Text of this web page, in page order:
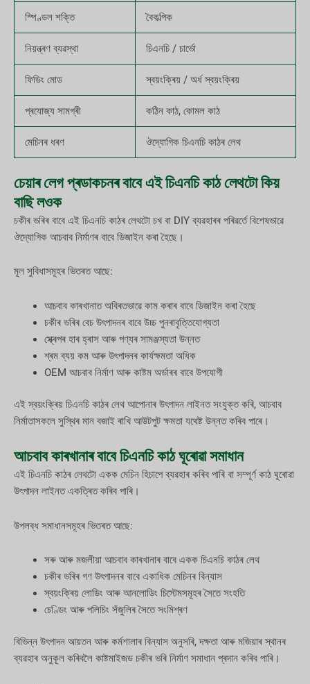
স্পিণ্ডল শক্তি বৈকল্পিক
নিয়ন্ত্ৰণ ব্যৱস্থা চিএনচি / চাৰ্ভো
ফিডিং মোড স্বয়ংক্ৰিয় / অৰ্ধ স্বয়ংক্ৰিয়
প্ৰযোজ্য সামগ্ৰী কঠিন কাঠ, কোমল কাঠ
মেচিনৰ ধৰণ ঔদ্যোগিক চিএনচি কাঠৰ লেথ
চেয়াৰ লেগ প্ৰডাকচনৰ বাবে এই চিএনচি কাঠ লেথটো কিয়
বাছি লওক
চকীৰ ভৰিৰ বাবে এই চিএনচি কাঠৰ লেথটো চখ বা DIY ব্যৱহাৰৰ পৰিৱৰ্তে বিশেষভাৱে
ঔদ্যোগিক আচবাব নিৰ্মাণৰ বাবে ডিজাইন কৰা হৈছে।
মূল সুবিধাসমূহৰ ভিতৰত আছে:
আচবাব কাৰখানাত অবিৰতভাৱে কাম কৰাৰ বাবে ডিজাইন কৰা হৈছে
চকীৰ ভৰিৰ বেচ উৎপাদনৰ বাবে উচ্চ পুনৰাবৃত্তিযোগ্যতা
স্ক্ৰেপৰ হাৰ হ্ৰাস আৰু পণ্যৰ সামঞ্জস্যতা উন্নত
শ্ৰম ব্যয় কম আৰু উৎপাদনৰ কাৰ্যক্ষমতা অধিক
OEM আচবাব নিৰ্মাণ আৰু কাষ্টম অৰ্ডাৰৰ বাবে উপযোগী
এই স্বয়ংক্ৰিয় চিএনচি কাঠৰ লেথ আপোনাৰ উৎপাদন লাইনত সংযুক্ত কৰি, আচবাব
নিৰ্মাতাসকলে সুস্থিৰ মান বজাই ৰাখি আউটপুট ক্ষমতা যথেষ্ট উন্নত কৰিব পাৰে।
আচবাব কাৰখানাৰ বাবে চিএনচি কাঠ ঘূৰোৱা সমাধান
এই চিএনচি কাঠৰ লেথটো একক মেচিন হিচাপে ব্যৱহাৰ কৰিব পাৰি বা সম্পূৰ্ণ কাঠ ঘূৰোৱা
উৎপাদন লাইনত একত্ৰিত কৰিব পাৰি।
উপলব্ধ সমাধানসমূহৰ ভিতৰত আছে:
সৰু আৰু মজলীয়া আচবাব কাৰখানাৰ বাবে একক চিএনচি কাঠৰ লেথ
চকীৰ ভৰিৰ গণ উৎপাদনৰ বাবে একাধিক মেচিনৰ বিন্যাস
স্বয়ংক্ৰিয় লোডিং আৰু আনলোডিং চিস্টেমসমূহৰ সৈতে সংহতি
চেণ্ডিং আৰু পলিচিং সঁজুলিৰ সৈতে সংমিশ্ৰণ
বিভিন্ন উৎপাদন আয়তন আৰু কৰ্মশালাৰ বিন্যাস অনুসৰি, দক্ষতা আৰু মজিয়াৰ স্থানৰ
ব্যৱহাৰ অনুকূল কৰিবলৈ কাষ্টমাইজড চকীৰ ভৰি নিৰ্মাণ সমাধান প্ৰদান কৰিব পাৰি।